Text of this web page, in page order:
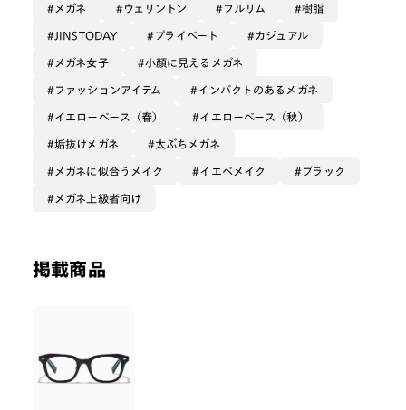
寒色系のセットで、目元を爽やかに演出します。
男性向け商品ですが、女性でも掛けられるデザインです
メガネ ウェリントン フルリム 樹脂
JINSTODAY プライベート カジュアル
メガネ女子 小顔に見えるメガネ
ファッションアイテム インパクトのあるメガネ
イエローベース（春） イエローベース（秋）
垢抜けメガネ 太ぶちメガネ
メガネに似合うメイク イエベメイク ブラック
メガネ上級者向け
掲載商品